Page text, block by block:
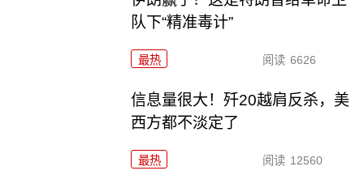
队下“精准毒计”
最热 阅读 6626
信息量很大！歼20越肩反杀，美
西方都不淡定了
最热 阅读 12560